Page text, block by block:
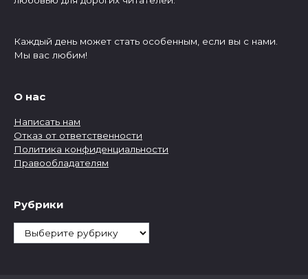
Каждый день может стать особенным, если вы с нами.
Мы вас любим!
О нас
Написать нам
Отказ от ответственности
Политика конфиденциальности
Правообладателям
Рубрики
Рубрики